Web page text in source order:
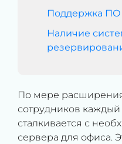
Поддержка ПО
Наличие
По мере
сотрудников
сталкивается с
сервера для офиса.